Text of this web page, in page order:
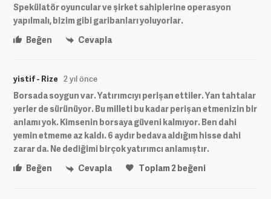
Spekülatör oyuncular ve şirket sahiplerine operasyon
yapılmalı, bizim gibi garibanları yoluyorlar.
Beğen
Cevapla
yistif - Rize 2 yıl önce
Borsada soygun var. Yatırımcıyı perişan ettiler. Yan tahtalar
yerler de sürünüyor. Bu milleti bu kadar perişan etmenizin bir
anlamı yok. Kimsenin borsaya güveni kalmıyor. Ben dahi
yemin etmeme az kaldı. 6 aydır bedava aldığım hisse dahi
zarar da. Ne dediğimi birçok yatırımcı anlamıştır.
Beğen
Cevapla Toplam2beğeni